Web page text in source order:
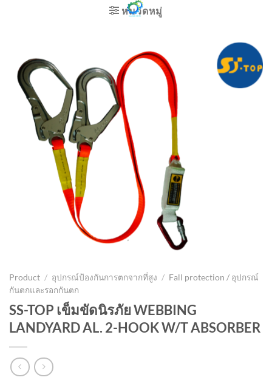
หมวดหมู่
Product / อุปกรณ์ป้องกันการตกจากที่สูง / Fall protection / อุปกรณ์
กันตกและรอกกันตก
SS-TOP เข็มขัดนิรภัย WEBBING
LANDYARD AL. 2-HOOK W/T ABSORBER